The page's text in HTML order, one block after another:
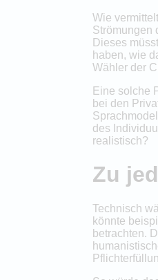
Wie
Strömungen
Dieses
haben, wie
Wähler der
Eine solche
bei den
des
realistisch?
Zu
Technisch
könnte
betrachten.